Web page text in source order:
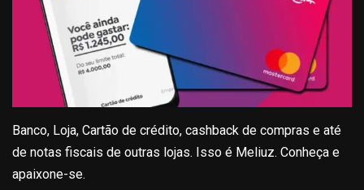
Banco, Loja, Cartão de crédito, cashback de compras e até
de notas fiscais de outras lojas. Isso é Meliuz. Conheça e
apaixone-se.